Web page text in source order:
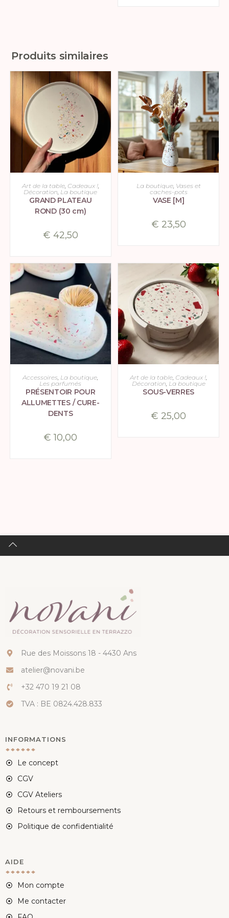
Produits similaires
CHOIX DES OPTIONS
Art de la table, Cadeaux !,
Décoration La boutique
GRAND PLATEAU
ROND (30 cm)
€ 42,50
CHOIX DES OPTIONS
La boutique, Vases et
caches-pots
VASE [M]
€ 23,50
CHOIX DES OPTIONS
Accessoires, La boutique,
Les parfumés
PRÉSENTOIR POUR
ALLUMETTES / CURE-
DENTS
€ 10,00
CHOIX DES OPTIONS
Art de la table, Cadeaux !,
Décoration, La boutique
SOUS-VERRES
€ 25,00
Rue des Moissons 18 - 4430 Ans
atelier@novani.be
+32 470 19 21 08
TVA : BE 0824.428.833
INFORMATIONS
Le concept
CGV
CGV Ateliers
Retours et remboursements
Politique de confidentialité
AIDE
Mon compte
Me contacter